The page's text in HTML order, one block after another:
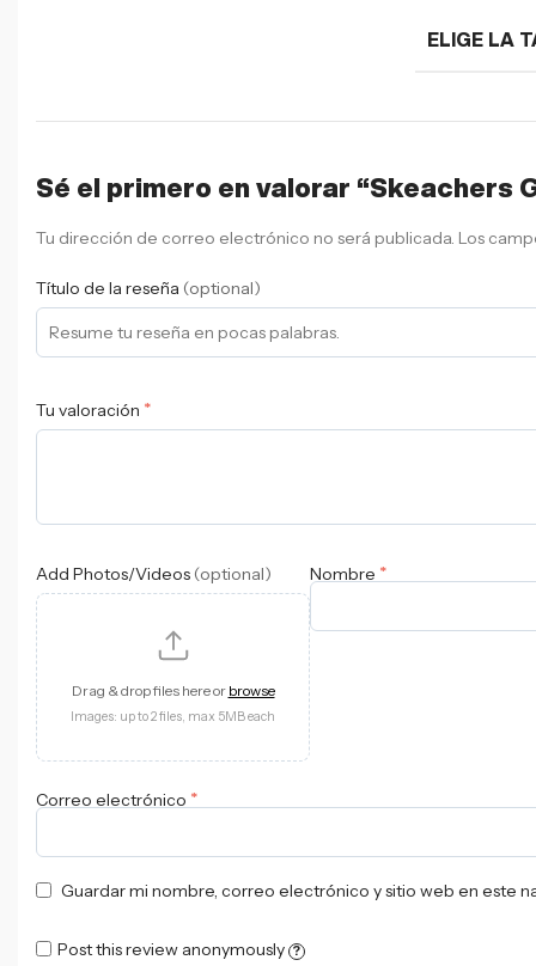
ELIGE LA
Sé el primero en valorar “Skeachers
Tu dirección de correo electrónico no será publicada. Los
Título de la reseña (optional)
Tu valoración *
Add Photos/Videos (optional)
Drag & drop files here or browse
Images: up to 2 files, max 5MB each
Nombre *
Correo electrónico *
Guardar mi nombre, correo electrónico y sitio web en este
Post this review anonymously ?